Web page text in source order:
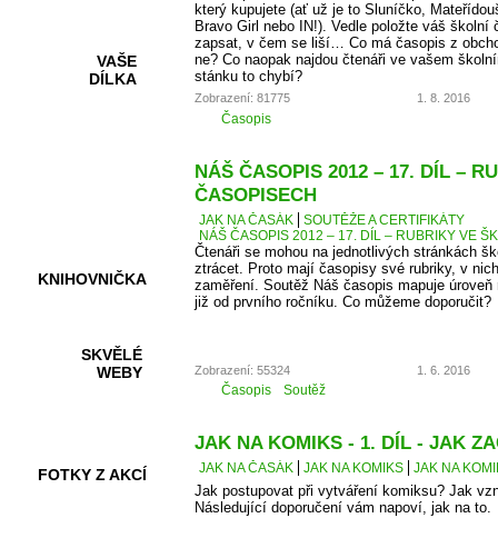
VAŠE
DÍLKA
KNIHOVNIČKA
SKVĚLÉ
WEBY
FOTKY Z AKCÍ
který kupujete (ať už je to Sluníčko,
Bravo Girl nebo IN!). Vedle položte váš
zapsat, v čem se liší… Co má časopis z
ne? Co naopak najdou čtenáři ve vašem
stánku to chybí?
Zobrazení: 81775 1. 8. 2016
Časopis
NÁŠ ČASOPIS 2012 – 17. DÍL –
ČASOPISECH
JAK NA ČASÁK
SOUTĚŽE A CERTIFIKÁTY
NÁŠ ČASOPIS 2012 – 17. DÍL – RUBRIKY VE
Čtenáři se mohou na jednotlivých stránkách
ztrácet. Proto mají časopisy své rubriky, v
zaměření. Soutěž Náš časopis mapuje
již od prvního ročníku. Co můžeme doporučit?
Zobrazení: 55324 1. 6. 2016
Časopis Soutěž
JAK NA KOMIKS - 1. DÍL - JAK
JAK NA ČASÁK JAK NA KOMIKS JAK NA
Jak postupovat při vytváření komiksu? Jak
Následující doporučení vám napoví, jak na to.